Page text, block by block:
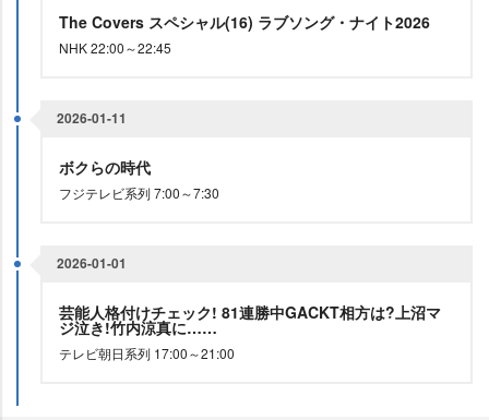
The Covers スペシャル(16) ラブソング・ナイト2026
NHK 22:00～22:45
2026-01-11
ボクらの時代
フジテレビ系列 7:00～7:30
2026-01-01
芸能人格付けチェック! 81連勝中GACKT相方は?上沼マ
ジ泣き!竹内涼真に……
テレビ朝日系列 17:00～21:00